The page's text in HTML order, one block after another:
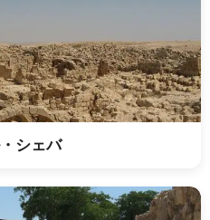
シェバ